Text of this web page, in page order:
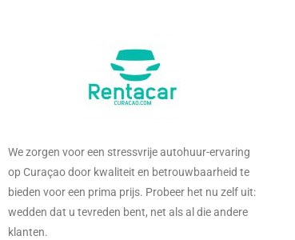
We zorgen voor een stressvrije autohuur-ervaring
op Curaçao door kwaliteit en betrouwbaarheid te
bieden voor een prima prijs. Probeer het nu zelf uit:
wedden dat u tevreden bent, net als al die andere
klanten.